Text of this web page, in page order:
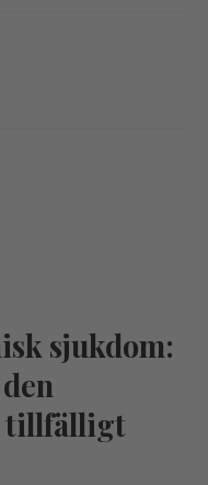
sjukdom:
tillfälligt